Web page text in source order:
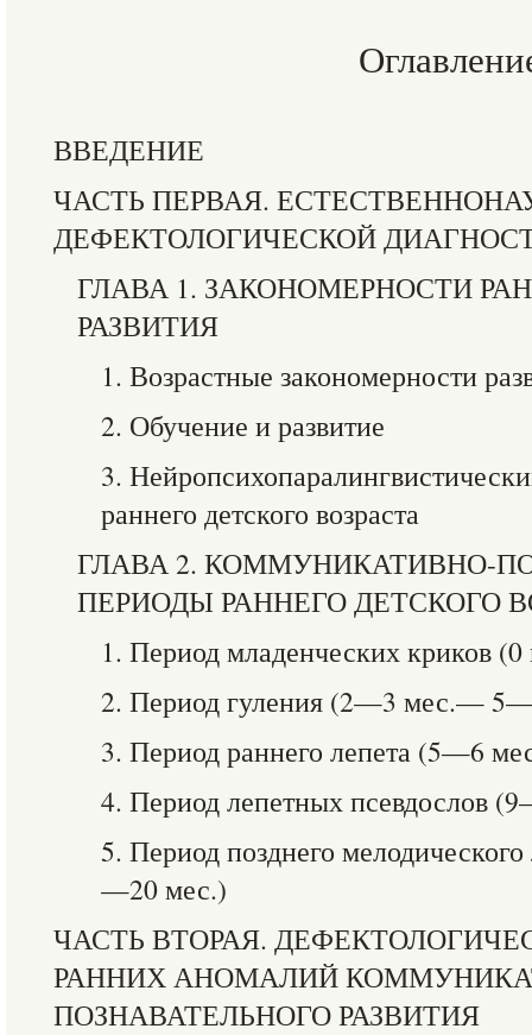
ВВЕДЕНИЕ
ЧАСТЬ ПЕРВАЯ.
ДЕФЕКТОЛОГИЧЕСКОЙ
ГЛАВА 1. ЗАКОНОМЕРНОСТИ
РАЗВИТИЯ
1. Возрастные закономерности
2. Обучение и развитие
3.
раннего детского возраста
ГЛАВА 2. КОММУНИКАТИВНО-
ПЕРИОДЫ РАННЕГО ДЕТСКОГО
1. Период младенческих криков
2. Период гуления (2—3 мес.—
3. Период раннего лепета (5—6
4. Период лепетных псевдослов
5. Период позднего
—20 мес.)
ЧАСТЬ ВТОРАЯ.
РАННИХ АНОМАЛИЙ
ПОЗНАВАТЕЛЬНОГО РАЗВИТИЯ